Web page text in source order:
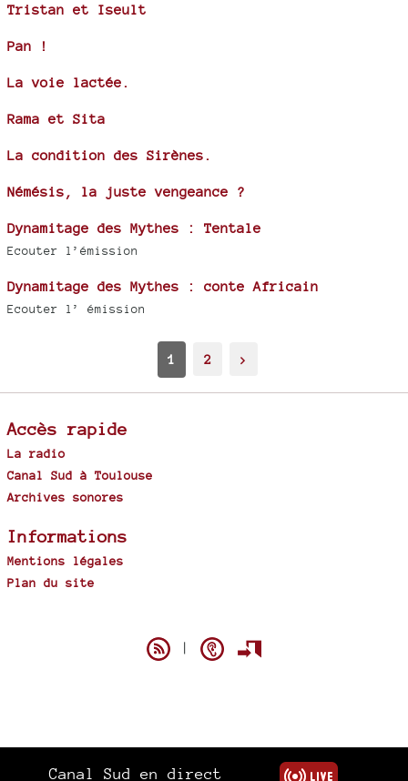
Tristan et Iseult
Pan !
La voie lactée.
Rama et Sita
La condition des Sirènes.
Némésis, la juste vengeance ?
Dynamitage des Mythes : Tentale
Ecouter l’émission
Dynamitage des Mythes : conte Africain
Ecouter l’ émission
1 2 >
Accès rapide
La radio
Canal Sud à Toulouse
Archives sonores
Informations
Mentions légales
Plan du site
|
Canal Sud en direct